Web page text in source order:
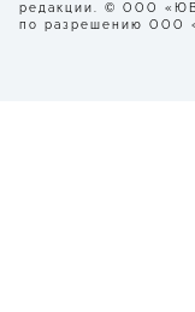
редакции. © ООО
по разрешению ООО